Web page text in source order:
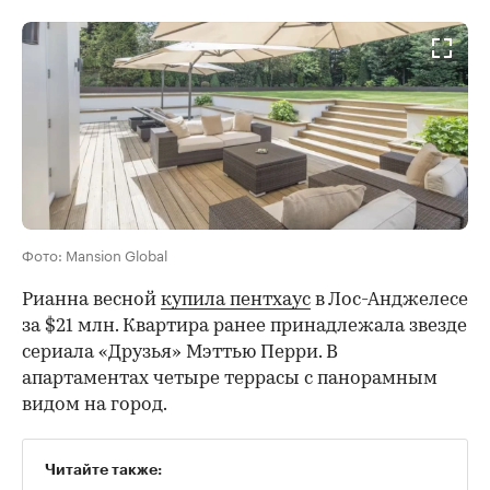
Фото: Mansion Global
Рианна весной купила пентхаус в Лос-Анджелесе
за $21 млн. Квартира ранее принадлежала звезде
сериала «Друзья» Мэттью Перри. В
апартаментах четыре террасы с панорамным
видом на город.
Читайте также: